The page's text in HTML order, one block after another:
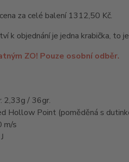
za celé balení 1312,50 Kč.
k objednání je jedna krabička, to
ZO! Pouze osobní odběr.
2,33g / 36gr.
Hollow Point (poměděná s
m/s